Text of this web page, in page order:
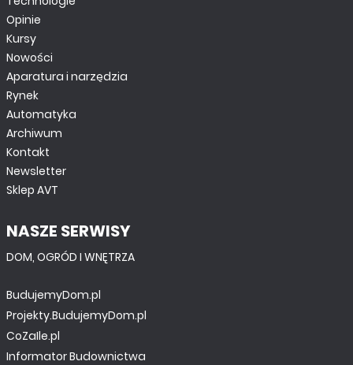
Opinie
Kursy
Nowości
Aparatura i narzędzia
Rynek
Automatyka
Archiwum
Kontakt
Newsletter
Sklep AVT
NASZE SERWISY
DOM, OGRÓD I WNĘTRZA
BudujemyDom.pl
Projekty.BudujemyDom.pl
CoZaIle.pl
Informator Budownictwa